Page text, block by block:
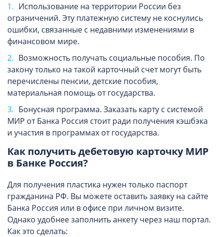
Использование на территории России без
ограничений. Эту платежную систему не коснулись
ошибки, связанные с недавними изменениями в
финансовом мире.
Возможность получать социальные пособия. По
закону только на такой карточный счет могут быть
перечислены пенсии, детские пособия,
материальная помощь от государства.
Бонусная программа. Заказать карту с системой
МИР от Банка Россия стоит ради получения кэшбэка
и участия в программах от государства.
Как получить дебетовую карточку МИР
в Банке Россия?
Для получения пластика нужен только паспорт
гражданина РФ. Вы можете оставить заявку на сайте
Банка Россия или в офисе при личном визите.
Однако удобнее заполнить анкету через наш портал.
Как это сделать: